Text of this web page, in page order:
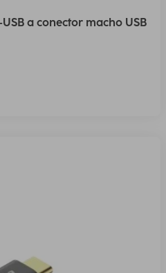
a conector macho USB